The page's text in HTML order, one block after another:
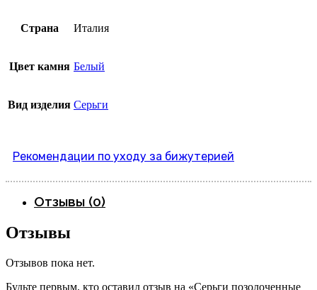
Страна Италия
Цвет камня Белый
Вид изделия Серьги
Рекомендации по уходу за бижутерией
Отзывы (0)
Отзывы
Отзывов пока нет.
Будьте первым, кто оставил отзыв на «Серьги позолоченные